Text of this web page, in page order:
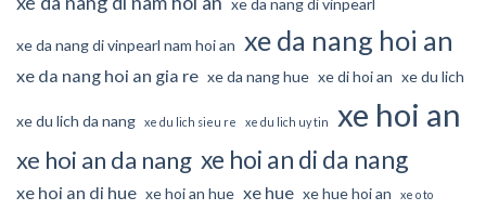
xe da nang di vinpearl nam hoi an xe da nang hoi an
xe da nang hoi an gia re xe da nang hue xe di hoi an xe du lich
xe du lich da nang xe du lich sieu re xe du lich uy tin xe hoi an
xe hoi an da nang xe hoi an di da nang
xe hoi an di hue xe hoi an hue xe hue xe hue hoi an
xe o to